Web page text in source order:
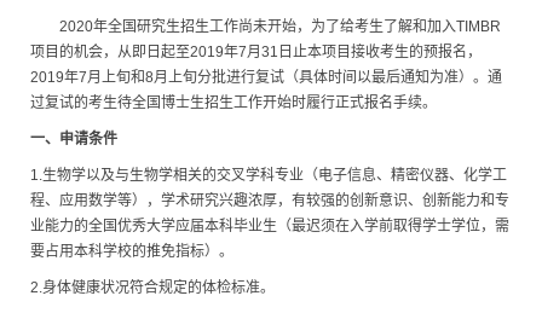
2020年全国研究生招生工作尚未开始，为了给考生了解和加入TIMBR
项目的机会，从即日起至2019年7月31日止本项目接收考生的预报名，
2019年7月上旬和8月上旬分批进行复试（具体时间以最后通知为准）。通
过复试的考生待全国博士生招生工作开始时履行正式报名手续。
一、申请条件
1.生物学以及与生物学相关的交叉学科专业（电子信息、精密仪器、化学工
程、应用数学等），学术研究兴趣浓厚，有较强的创新意识、创新能力和专
业能力的全国优秀大学应届本科毕业生（最迟须在入学前取得学士学位，需
要占用本科学校的推免指标）。
2.身体健康状况符合规定的体检标准。